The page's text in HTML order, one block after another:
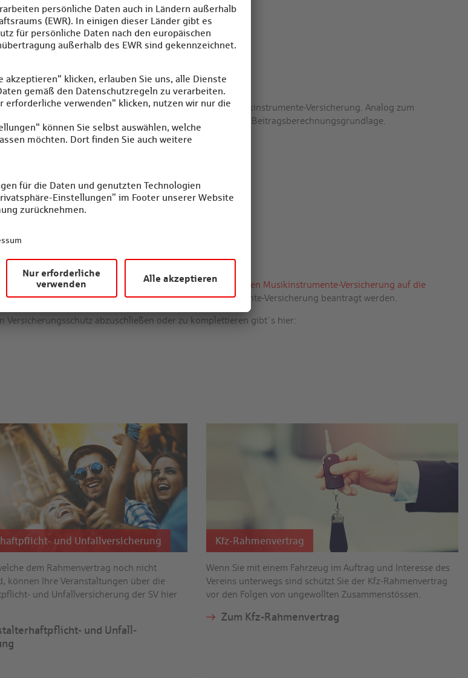
wir Sie aber nochmal gesondert informieren.
Neuwertersatz -
administrativen Aufwand - die sog. pauschale Musikinstrumente-Versicherung. Analog zum
in Verbindung mit einem Grundbeitrag je Verein die Beitragsberechnungsgrundlage.
genutzt werden
versichert
angefordert werden.
Auch der Wechsel von der bisherigen Musikinstrumente-Versicherung auf die
zum Rahmenvertrag für die pauschale Musikinstrumente-Versicherung beantragt werden.
abzuschließen oder zu komplettieren gibt´s hier:
und Unfall­versicherung
dem Rahmen­vertrag noch nicht
können Ihre Veranstaltungen über die
und Unfall­versicherung der SV hier
und Unfall­
Kfz-Rahmen­vertrag
Wenn Sie mit einem Fahr­zeug im Auftrag und Interesse des
Vereins unterwegs sind schützt Sie der Kfz-Rahmen­vertrag
vor den Folgen von ungewollten Zusammen­stössen.
Zum Kfz-Rahmenvertrag